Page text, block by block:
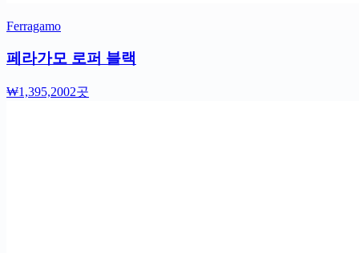
Ferragamo
페라가모 로퍼 블랙
₩1,395,2002곳